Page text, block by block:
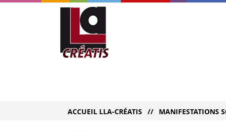
ACCUEIL LLA-CRÉATIS MANIFESTATIONS